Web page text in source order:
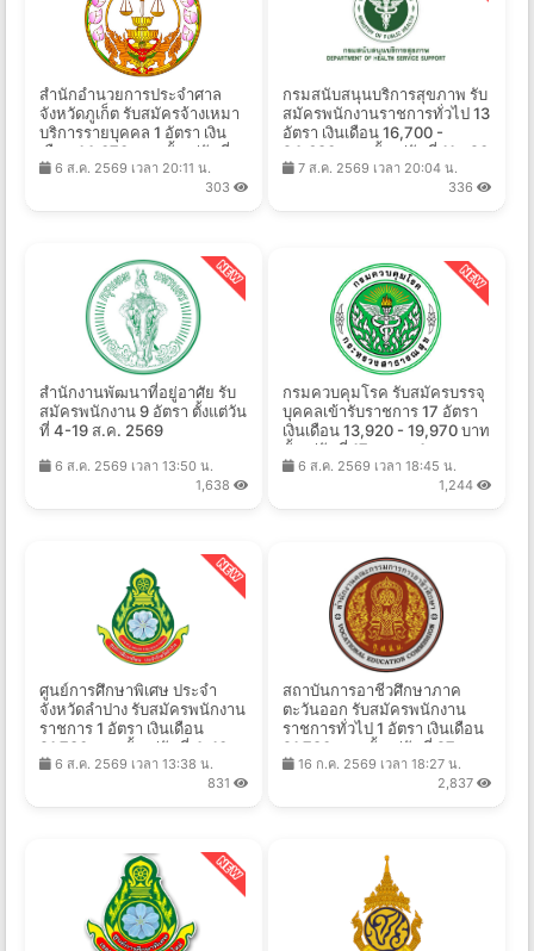
สำนักอำนวยการประจำศาล
จังหวัดภูเก็ต รับสมัครจ้างเหมา
บริการรายบุคคล 1 อัตรา เงิน
เดือน 14,070 บาท ตั้งแต่วันที่
4-13 ส.ค. 2569
6 ส.ค. 2569 เวลา 20:11 น.
303
กรมสนับสนุนบริการสุขภาพ รับ
สมัครพนักงานราชการทั่วไป 13
อัตรา เงินเดือน 16,700 -
24,680 บาท ตั้งแต่วันที่ 11 - 20
ส.ค. 2569
7 ส.ค. 2569 เวลา 20:04 น.
336
สำนักงานพัฒนาที่อยู่อาศัย รับ
สมัครพนักงาน 9 อัตรา ตั้งแต่วัน
ที่ 4-19 ส.ค. 2569
6 ส.ค. 2569 เวลา 13:50 น.
1,638
กรมควบคุมโรค รับสมัครบรรจุ
บุคคลเข้ารับราชการ 17 อัตรา
เงินเดือน 13,920 - 19,970 บาท
ตั้งแต่วันที่ 17 ส.ค. - 4 ก.ย.
2569
6 ส.ค. 2569 เวลา 18:45 น.
1,244
ศูนย์การศึกษาพิเศษ ประจำ
จังหวัดลำปาง รับสมัครพนักงาน
ราชการ 1 อัตรา เงินเดือน
21,780 บาท ตั้งแต่วันที่ 4-10
ส.ค. 2569
6 ส.ค. 2569 เวลา 13:38 น.
831
สถาบันการอาชีวศึกษาภาค
ตะวันออก รับสมัครพนักงาน
ราชการทั่วไป 1 อัตรา เงินเดือน
21,780 บาท ตั้งแต่วันที่ 27 ก.ค.
- 11 ส.ค. 2569
16 ก.ค. 2569 เวลา 18:27 น.
2,837